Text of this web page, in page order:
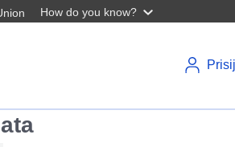
How do you know?